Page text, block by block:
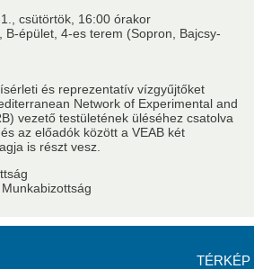
Kutatója Pannon Tudományos Nap
képviselők Szavazati jogú
csütörtök, 16:00 órakor
B-épület, 4-es terem (Sopron, Bajcsy-
és reprezentatív vízgyűjtőket
Network of Experimental and
vezető testületének üléséhez csatolva
az előadók között a VEAB két
is részt vesz.
TÉRKÉP